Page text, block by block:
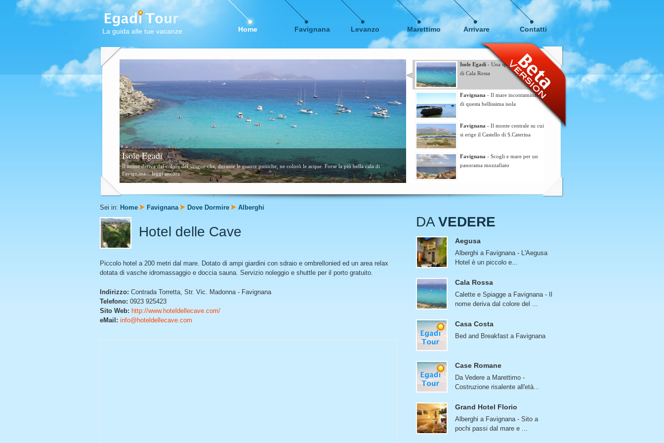
La guida alle tue vacanze Home Favignana Levanzo Marettimo Arrivare Contatti
Isole Egadi - Una splendita veduta
di Cala Rossa
Favignana - Il mare incontaminato
di questa bellissima isola
Favignana - Il monte centrale su cui
si erige il Castello di S.Caterina
Favignana - Scogli e mare per un
panorama mozzafiato
Favignana
Questa zona è formata da scogli e piccolissime calette sabbiose. Consigliata a tutti, specialmente ai bambini....leggi ancora
Sei in: Home Favignana Dove Dormire Alberghi
Hotel delle Cave
Piccolo hotel a 200 metri dal mare. Dotato di ampi giardini con sdraio e ombrellonied ed un area relax
dotata di vasche idromassaggio e doccia sauna. Servizio noleggio e shuttle per il porto gratuito.
Indirizzo: Contrada Torretta, Str. Vic. Madonna - Favignana
Telefono: 0923 925423
Sito Web: http://www.hoteldellecave.com/
eMail: info@hoteldellecave.com
DA VEDERE
Aegusa
Alberghi a Favignana - L'Aegusa
Hotel è un piccolo e...
Cala Rossa
Calette e Spiagge a Favignana - Il
nome deriva dal colore del ...
Casa Costa
Bed and Breakfast a Favignana
Case Romane
Da Vedere a Marettimo -
Costruzione risalente all'età...
Grand Hotel Florio
Alberghi a Favignana - Sito a
pochi passi dal mare e ...